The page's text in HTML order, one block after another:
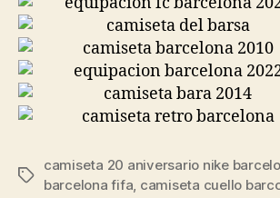
Etiquetas
camiseta 20 aniversario nike
barcelona fifa, camiseta cuello